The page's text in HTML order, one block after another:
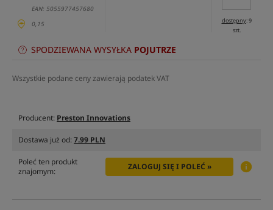
EAN: 5055977457680
0,15
dostępny: 9
szt.
SPODZIEWANA WYSYŁKA POJUTRZE
Wszystkie podane ceny zawierają podatek VAT
Producent: Preston Innovations
Dostawa już od:7.99 PLN
Poleć ten produkt
znajomym:
ZALOGUJ SIĘ I POLEĆ »